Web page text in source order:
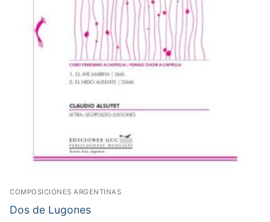
COMPOSICIONES ARGENTINAS
Dos de Lugones